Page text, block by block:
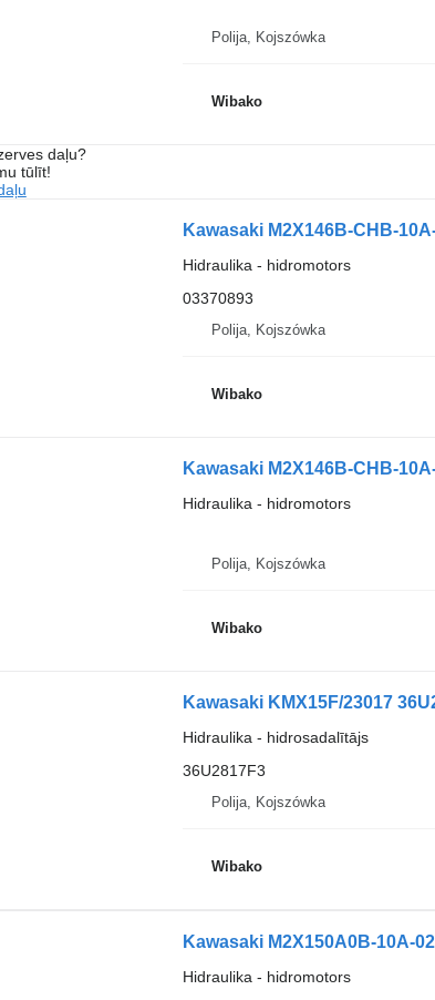
Polija, Kojszówka
Wibako
daļu?
tūlīt!
Kawasaki M2X146B-CHB-
Hidraulika - hidromotors
03370893
Polija, Kojszówka
Wibako
Kawasaki M2X146B-CHB-
Hidraulika - hidromotors
Polija, Kojszówka
Wibako
Kawasaki KMX15F/23017
Hidraulika - hidrosadalītājs
36U2817F3
Polija, Kojszówka
Wibako
Kawasaki M2X150A0B-10A-
Hidraulika - hidromotors